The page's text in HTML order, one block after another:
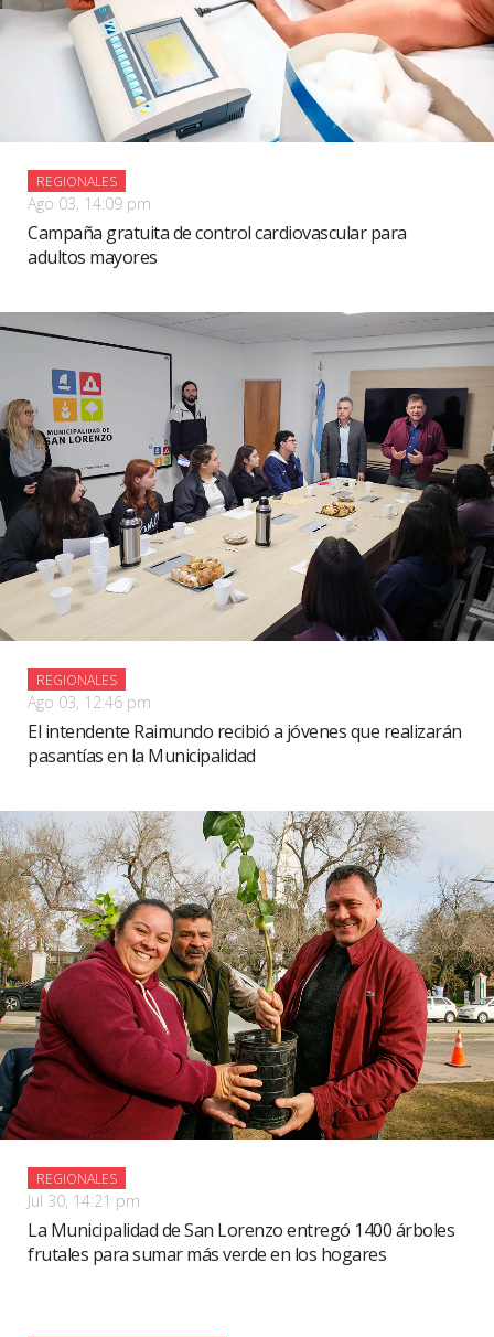
REGIONALES
Ago 03, 14:09 pm
Campaña gratuita de control cardiovascular para
adultos mayores
REGIONALES
Ago 03, 12:46 pm
El intendente Raimundo recibió a jóvenes que realizarán
pasantías en la Municipalidad
REGIONALES
Jul 30, 14:21 pm
La Municipalidad de San Lorenzo entregó 1400 árboles
frutales para sumar más verde en los hogares